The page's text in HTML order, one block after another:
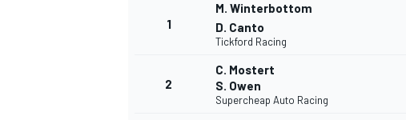
1
M. Winterbottom
D. Canto
Tickford Racing
2
C. Mostert
S. Owen
Supercheap Auto Racing